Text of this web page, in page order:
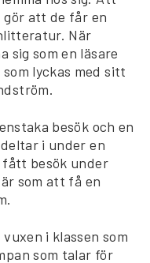
att de får en
När
sig som en läsare
lyckas med sitt
besök och en
i under en
fått besök under
som att få en
i klassen som
som talar för